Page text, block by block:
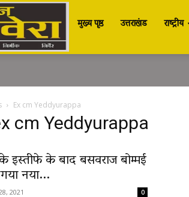
Nutan
नूतन
सवेरा
मुख्य पृष्ठ उत्तराखंड राष्ट्रीय
Ex cm Yeddyurappa
cm Yeddyurappa
इस्तीफे के बाद बसवराज बोम्मई
नया...
2021 0